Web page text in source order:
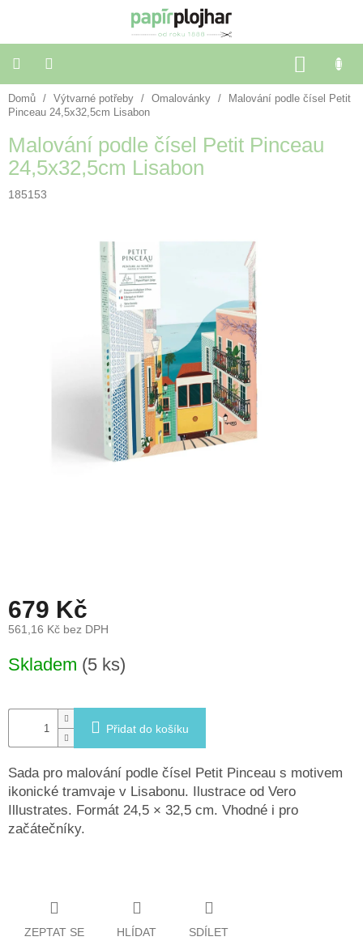
KOŠÍK
Balení
dárků
Dekorace
a
doplňky
Přihlášení
Domů / Výtvarné potřeby / Omalovánky /
Malování podle čísel Petit
Pinceau 24,5x32,5cm Lisabon
Malování podle čísel Petit Pinceau
24,5x32,5cm Lisabon
185153
679 Kč
561,16 Kč bez DPH
cena:
Skladem (5 ks)
Přidat do košíku
Sada pro malování podle čísel Petit Pinceau s motivem
ikonické tramvaje v Lisabonu. Ilustrace od Vero
Illustrates. Formát 24,5 × 32,5 cm. Vhodné i pro
začátečníky.
ZEPTAT SE HLÍDAT SDÍLET